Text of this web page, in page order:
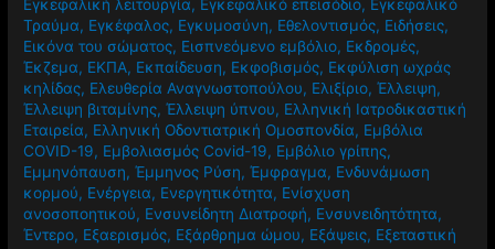
Εγκεφαλική λειτουργία, Εγκεφαλικό επεισόδιο, Εγκεφαλικό
Τραύμα, Εγκέφαλος, Εγκυμοσύνη, Εθελοντισμός, Ειδήσεις,
Εικόνα του σώματος, Εισπνεόμενο εμβόλιο, Εκδρομές,
Έκζεμα, ΕΚΠΑ, Εκπαίδευση, Εκφοβισμός, Εκφύλιση ωχράς
κηλίδας, Ελευθερία Αναγνωστοπούλου, Ελιξίριο,Έλλειψη,
Έλλειψη βιταμίνης,Έλλειψη ύπνου, Ελληνική Ιατροδικαστική
Εταιρεία, Ελληνική Οδοντιατρική Ομοσπονδία, Εμβόλια
COVID-19, Εμβολιασμός Covid-19, Εμβόλιο γρίπης,
Εμμηνόπαυση,Έμμηνος Ρύση,Έμφραγμα, Ενδυνάμωση
κορμού, Ενέργεια, Ενεργητικότητα, Ενίσχυση
ανοσοποητικού, Ενσυνείδητη Διατροφή, Ενσυνειδητότητα,
Έντερο, Εξαερισμός, Εξάρθρημα ώμου, Εξάψεις, Εξεταστική